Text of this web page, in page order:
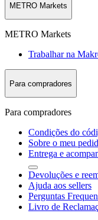
METRO Markets
METRO Markets
Trabalhar na
Para compradores
Para compradores
Condições do
Sobre o meu
Entrega e
Devoluções e
Ajuda aos sellers
Perguntas
Livro de